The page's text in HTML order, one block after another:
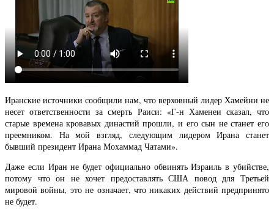
Иранские источники сообщили нам, что верховный лидер Хамейни не
несет ответственности за смерть Раиси: «Г-н Хаменеи сказал, что
старые времена кровавых династий прошли, и его сын не станет его
преемником. На мой взгляд, следующим лидером Ирана станет
бывший президент Ирана Мохаммад Чатами».
Даже если Иран не будет официально обвинять Израиль в убийстве,
потому что он не хочет предоставлять США повод для Третьей
мировой войны, это не означает, что никаких действий предпринято
не будет.